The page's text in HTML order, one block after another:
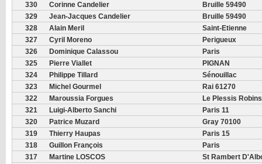
330
Corinne Candelier
Bruille 59490
329
Jean-Jacques Candelier
Bruille 59490
328
Alain Meril
Saint-Etienne
327
Cyril Moreno
Perigueux
326
Dominique Calassou
Paris
325
Pierre Viallet
PIGNAN
324
Philippe Tillard
Sénouillac
323
Michel Gourmel
Rai 61270
322
Maroussia Forgues
Le Plessis
321
Luigi-Alberto Sanchi
Paris 11
320
Patrice Muzard
Gray 70100
319
Thierry Haupas
Paris 15
318
Guillon François
Paris
317
Martine LOSCOS
St Rambert